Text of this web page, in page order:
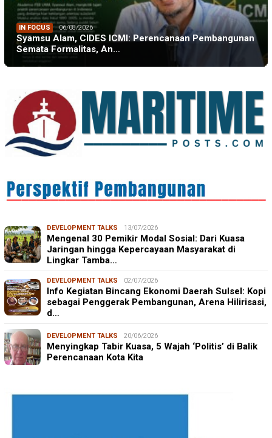
IN FOCUS 06/08/2026
Syamsu Alam, CIDES ICMI: Perencanaan Pembangunan
Semata Formalitas, An…
DEVELOPMENT TALKS 13/07/2026
Mengenal 30 Pemikir Modal Sosial: Dari Kuasa
Jaringan hingga Kepercayaan Masyarakat di
Lingkar Tamba…
DEVELOPMENT TALKS 02/07/2026
Info Kegiatan Bincang Ekonomi Daerah Sulsel: Kopi
sebagai Penggerak Pembangunan, Arena Hilirisasi,
d…
DEVELOPMENT TALKS 20/06/2026
Menyingkap Tabir Kuasa, 5 Wajah ‘Politis’ di Balik
Perencanaan Kota Kita